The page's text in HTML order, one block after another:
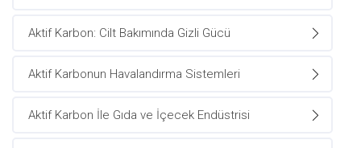
Aktif Karbon: Cilt Bakımında Gizli Gücü
Aktif Karbonun Havalandırma Sistemleri
Aktif Karbon İle Gıda ve İçecek Endüstrisi